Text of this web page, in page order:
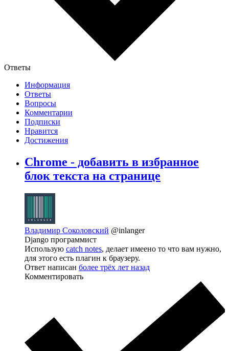
Ответы
Информация
Ответы
Вопросы
Комментарии
Подписки
Нравится
Достижения
Chrome - добавить в избранное
блок текста на странице
Владимир Соколовский @inlanger
Django программист
Использую catch notes, делает имеено то что вам нужно,
для этого есть плагин к браузеру.
Ответ написан более трёх лет назад
Комментировать